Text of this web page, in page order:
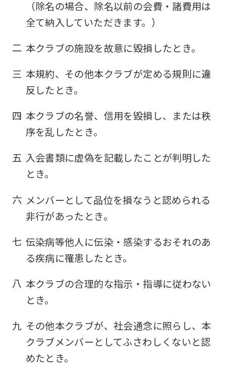
（除名の場合、除名以前の会費・諸費用は
全て納入していただきます。）
二 本クラブの施設を故意に毀損したとき。
三 本規約、その他本クラブが定める規則に違
反したとき。
四 本クラブの名誉、信用を毀損し、または秩
序を乱したとき。
五 入会書類に虚偽を記載したことが判明した
とき。
六 メンバーとして品位を損なうと認められる
非行があったとき。
七 伝染病等他人に伝染・感染するおそれのあ
る疾病に罹患したとき。
八 本クラブの合理的な指示・指導に従わない
とき。
九 その他本クラブが、社会通念に照らし、本
クラブメンバーとしてふさわしくないと認
めたとき。